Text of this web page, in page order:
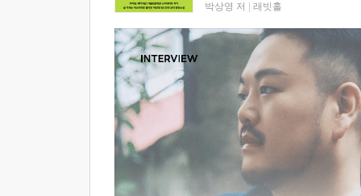
박상영 저 래빗홀